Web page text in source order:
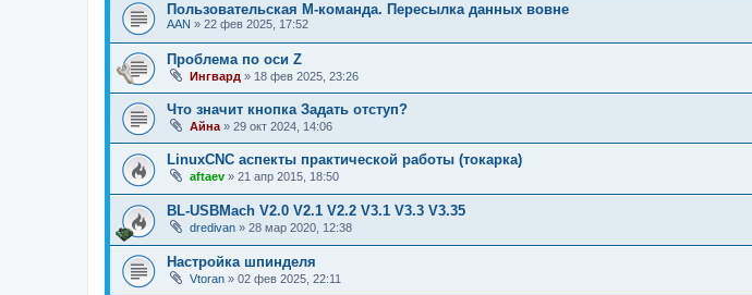
Пользовательская M-команда. Пересылка данных вовне
AAN » 22 фев 2025, 17:52
Проблема по оси Z
Ингвард » 18 фев 2025, 23:26
Что значит кнопка Задать отступ?
Айна » 29 окт 2024, 14:06
LinuxCNC аспекты практической работы (токарка)
aftaev » 21 апр 2015, 18:50
BL-USBMach V2.0 V2.1 V2.2 V3.1 V3.3 V3.35
dredivan » 28 мар 2020, 12:38
Настройка шпинделя
Vtoran » 02 фев 2025, 22:11